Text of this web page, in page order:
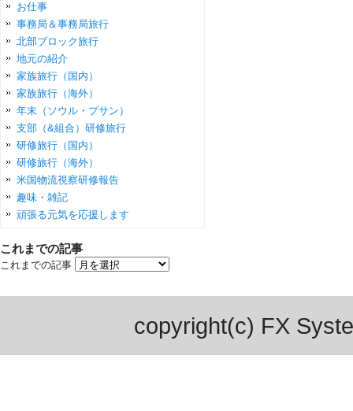
お仕事
事務局＆事務局旅行
北部ブロック旅行
地元の紹介
家族旅行（国内）
家族旅行（海外）
年末（ソウル・プサン）
支部（&組合）研修旅行
研修旅行（国内）
研修旅行（海外）
米国物流視察研修報告
趣味・雑記
頑張る元気を応援します
これまでの記事
これまでの記事
copyright(c) FX